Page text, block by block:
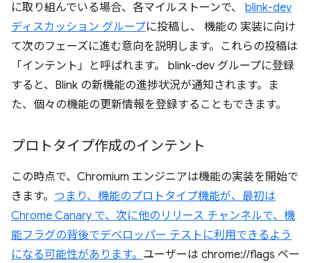
に取り組んでいる場合、各マイルストーンで、 blink-dev
ディスカッション グループに投稿し、 機能の 実装に向け
て次のフェーズに進む意向を説明します。これらの投稿は
「インテント」と呼ばれます。 blink-dev グループに登録
すると、Blink の新機能の進捗状況が通知されます。ま
た、個々の機能の更新情報を登録することもできます。
プロトタイプ作成のインテント
この時点で、Chromium エンジニアは機能の実装を開始で
きます。 つまり、機能のプロトタイプ機能が、最初は
Chrome Canary で、次に他のリリース チャンネルで、機
能フラグの背後でデベロッパー テストに利用できるよう
になる可能性があります。 ユーザーは chrome://flags ペー